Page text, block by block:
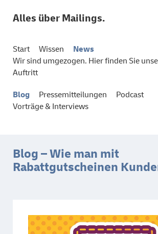
Alles über Mailings.
Start Wissen
News
Wir sind umgezogen. Hier finden Sie
Auftritt
Blog Pressemitteilungen
Podcast
Vorträge & Interviews
Blog – Wie man mit
Rabattgutscheinen